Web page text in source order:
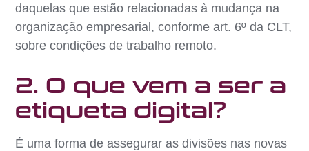
daquelas que estão relacionadas à mudança na
organização empresarial, conforme art. 6º da CLT,
sobre condições de trabalho remoto.
2. O que vem a ser a
etiqueta digital?
É uma forma de assegurar as divisões nas novas